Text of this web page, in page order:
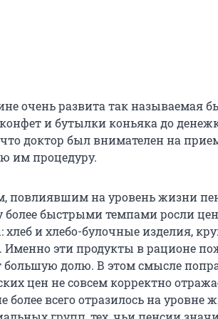
очень развита так называемая
и бутылки коньяка до
доктор был внимателен на
им процедуру.
повлиявшим на уровень жизни
более быстрыми темпами росли
и хлебо-булочные изделия,
Именно эти продукты в рационе
долю. В этом смысле
цен не совсем корректно
всего отразилось на уровне